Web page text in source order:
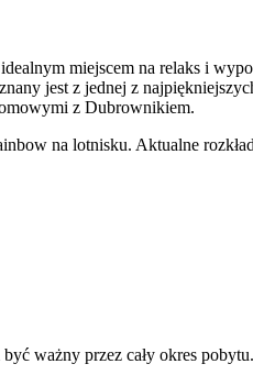
miejscem na relaks i
jest z jednej z
z Dubrownikiem.
na lotnisku. Aktualne
ważny przez cały okres pobytu.